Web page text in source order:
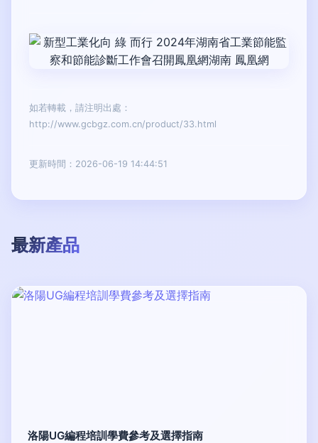
如若轉載，請注明出處：
http://www.gcbgz.com.cn/product/33.html
更新時間：2026-06-19 14:44:51
最新產品
洛陽UG編程培訓學費參考及選擇指南